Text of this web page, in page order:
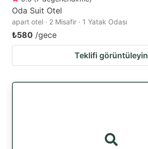
Oda Suit Otel
apart otel · 2 Misafir · 1 Yatak Odası
₺580 /gece
Teklifi görüntüleyin